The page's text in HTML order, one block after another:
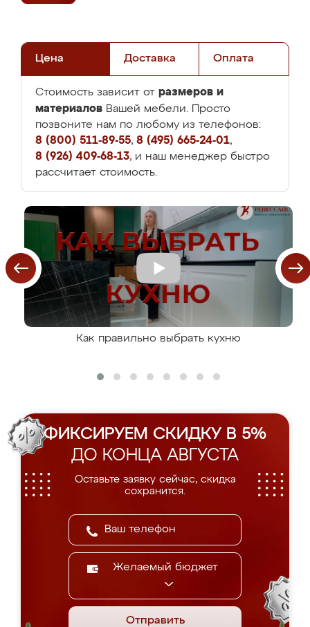
Цена Доставка Оплата
Стоимость зависит от размеров и
материалов Вашей мебели. Просто
позвоните нам по любому из телефонов:
8 (800) 511-89-55, 8 (495) 665-24-01,
8 (926) 409-68-13, и наш менеджер быстро
рассчитает стоимость.
Как правильно выбрать кухню
ФИКСИРУЕМ СКИДКУ В 5%
ДО КОНЦА АВГУСТА
Оставьте заявку сейчас, скидка
сохранится.
Желаемый бюджет
Отправить